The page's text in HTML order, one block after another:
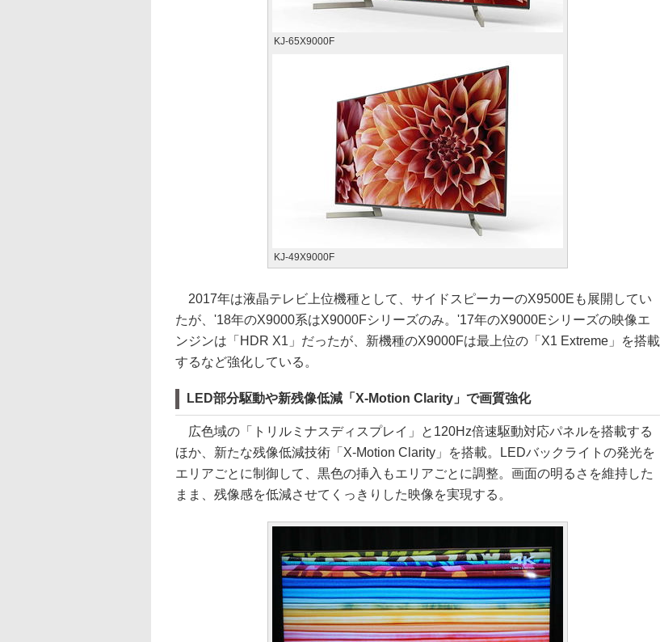
KJ-65X9000F
KJ-49X9000F
2017年は液晶テレビ上位機種として、サイドスピーカーのX9500Eも展開してい
たが、'18年のX9000系はX9000Fシリーズのみ。'17年のX9000Eシリーズの映像エ
ンジンは「HDR X1」だったが、新機種のX9000Fは最上位の「X1 Extreme」を搭載
するなど強化している。
LED部分駆動や新残像低減「X-Motion Clarity」で画質強化
広色域の「トリルミナスディスプレイ」と120Hz倍速駆動対応パネルを搭載する
ほか、新たな残像低減技術「X-Motion Clarity」を搭載。LEDバックライトの発光を
エリアごとに制御して、黒色の挿入もエリアごとに調整。画面の明るさを維持した
まま、残像感を低減させてくっきりした映像を実現する。